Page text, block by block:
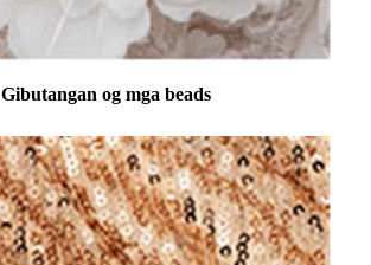
Gibutangan og mga beads